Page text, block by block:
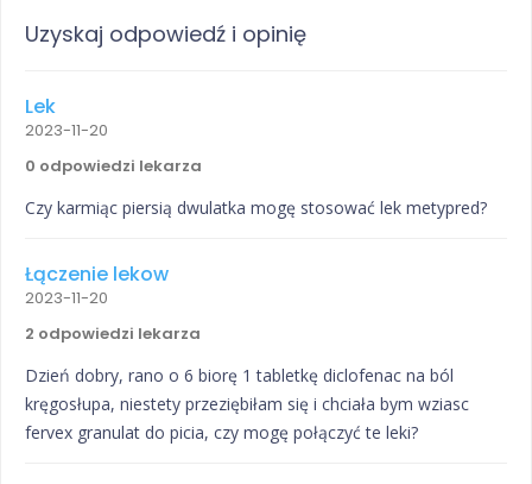
Uzyskaj odpowiedź i opinię
Lek
2023-11-20
0 odpowiedzi lekarza
Czy karmiąc piersią dwulatka mogę stosować lek metypred?
Łączenie lekow
2023-11-20
2 odpowiedzi lekarza
Dzień dobry, rano o 6 biorę 1 tabletkę diclofenac na ból
kręgosłupa, niestety przeziębiłam się i chciała bym wziasc
fervex granulat do picia, czy mogę połączyć te leki?